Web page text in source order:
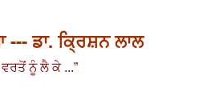
ਡਾ. ਕ੍ਰਿਸ਼ਨ ਲਾਲ
ਨੂੰ ਲੈ ਕੇ ...”